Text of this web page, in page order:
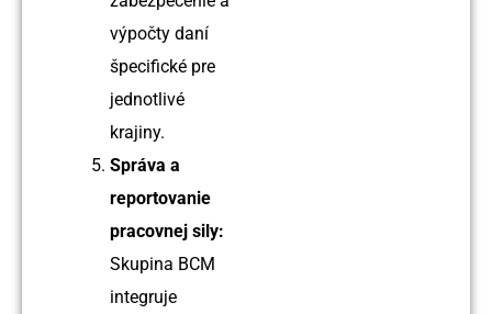
výpočty daní
špecifické pre
jednotlivé
krajiny.
Správa a
reportovanie
pracovnej sily:
Skupina BCM
integruje